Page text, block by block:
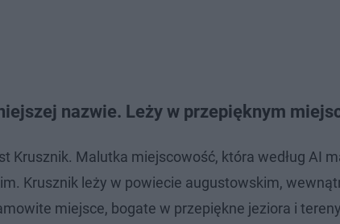
nazwie. Leży w przepięknym
Krusznik. Malutka miejscowość, która według AI
Krusznik leży w powiecie augustowskim,
miejsce, bogate w przepiękne jeziora i